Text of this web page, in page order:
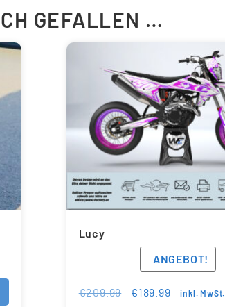
GEFALLEN …
Lucy
ANGEBOT!
€209.99 €189.99 inkl. MwSt.